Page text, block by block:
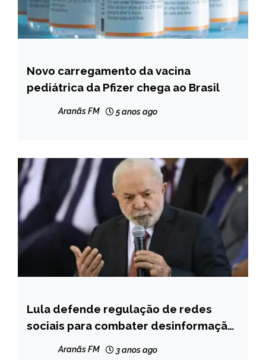
BRASIL
NOTÍCIAS
Novo carregamento da vacina
pediátrica da Pfizer chega ao Brasil
Aranãs FM 5 anos ago
NOTÍCIAS
Lula defende regulação de redes
sociais para combater desinformação
Aranãs FM 3 anos ago